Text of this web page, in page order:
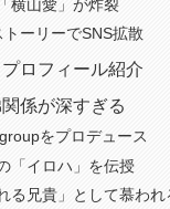
横山愛」が炸裂
ーリーでSNS拡散
ロフィール紹介
係が深すぎる
をプロデュース
「イロハ」を伝授
る兄貴」として慕われ